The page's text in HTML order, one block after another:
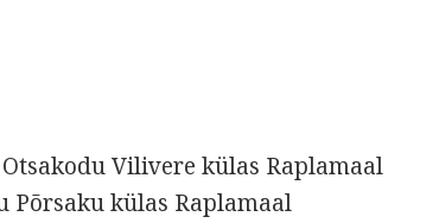
Vilivere külas Raplamaal
Põrsaku külas Raplamaal